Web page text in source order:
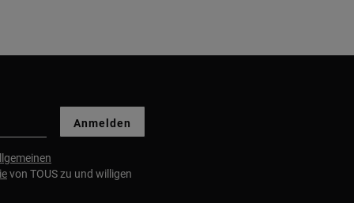
Anmelden
von TOUS zu und willigen